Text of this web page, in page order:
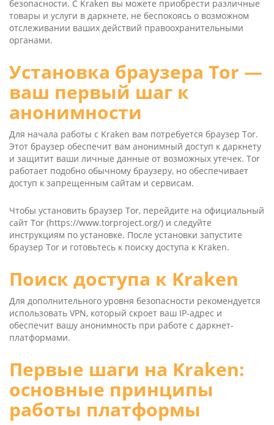
безопасности. С Kra­ken вы можете приобрести различные
товары и услуги в даркнете, не беспокоясь о возможном
отслеживании ваших действий правоохранительными
органами.
Установка браузера Tor —
ваш первый шаг к
анонимности
Для начала работы с Kra­ken вам потребуется браузер Tor.
Этот браузер обеспечит вам анонимный доступ к даркнету
и защитит ваши личные данные от возможных утечек. Tor
работает подобно обычному браузеру, но обеспечивает
доступ к запрещенным сайтам и сервисам.
Чтобы установить браузер Tor, перейдите на официальный
сайт Tor (https://www.torproject.org/) и следуйте
инструкциям по установке. После установки запустите
браузер Tor и готовьтесь к поиску доступа к Kraken.
Поиск доступа к Kraken
Для дополнительного уровня безопасности рекомендуется
использовать VPN, который скроет ваш IP-адрес и
обеспечит вашу анонимность при работе с даркнет-
платформами.
Первые шаги на Kra­ken:
основные принципы
работы платформы